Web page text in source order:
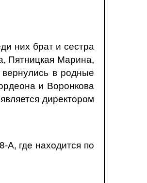
них брат и сестра
Пятницкая Марина,
в родные
и Воронкова
директором
А, где находится по